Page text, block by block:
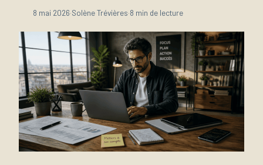
8 mai 2026·Solène Trévières·8 min de lecture